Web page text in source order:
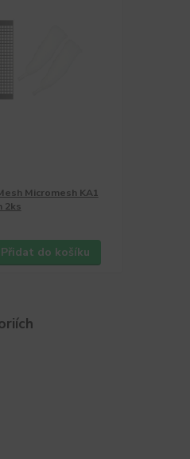
Micromesh KA1
2ks
Přidat do košíku